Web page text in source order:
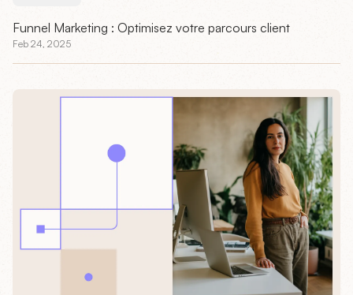
Funnel Marketing : Optimisez votre parcours client
Feb 24, 2025